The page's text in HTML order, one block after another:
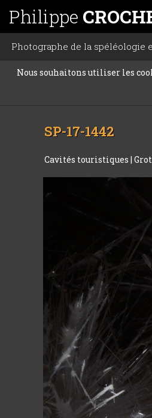
Philippe
Photographe de la spéléologie
Nous souhaitons utiliser les
SP-17-1442
Cavités touristiques|